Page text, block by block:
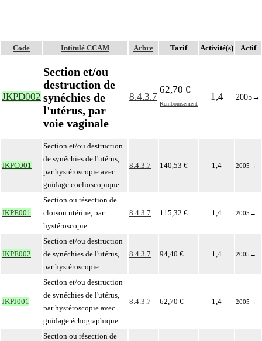
Code Intitulé CCAM Arbre Tarif Activité(s) Actif
JKPD002
Section et/ou
destruction de
synéchies de
l'utérus, par
voie vaginale
8.4.3.7
62,70 €
Remboursement
1,4 2005→
JKPC001
Section et/ou destruction
de synéchies de l'utérus,
par hystéroscopie avec
guidage coelioscopique
8.4.3.7 140,53 € 1,4 2005 →
JKPE001
Section ou résection de
cloison utérine, par
hystéroscopie
8.4.3.7 115,32 € 1,4 2005 →
JKPE002
Section et/ou destruction
de synéchies de l'utérus,
par hystéroscopie
8.4.3.7 94,40 € 1,4 2005 →
JKPJ001
Section et/ou destruction
de synéchies de l'utérus,
par hystéroscopie avec
guidage échographique
8.4.3.7 62,70 € 1,4 2005 →
Section ou résection de